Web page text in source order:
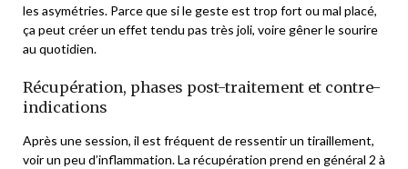
les asymétries. Parce que si le geste est trop fort ou mal placé,
ça peut créer un effet tendu pas très joli, voire gêner le sourire
au quotidien.
Récupération, phases post-traitement et contre-
indications
Après une session, il est fréquent de ressentir un tiraillement,
voir un peu d’inflammation. La récupération prend en général 2 à